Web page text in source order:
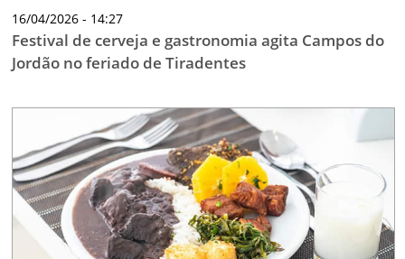
16/04/2026 - 14:27
Festival de cerveja e gastronomia agita Campos do
Jordão no feriado de Tiradentes